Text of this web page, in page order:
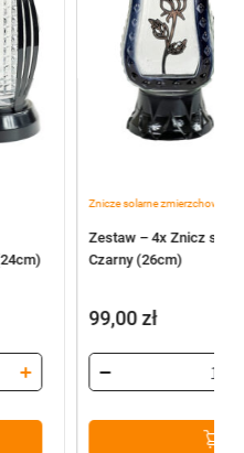
Znicze solarne zmierzchowe
Zestaw – 4x Znicz
Czarny (26cm)
99,00zł